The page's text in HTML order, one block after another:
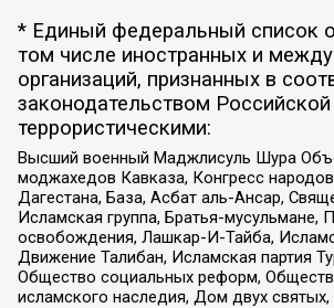
* Единый федеральный список
том числе иностранных и
организаций, признанных в
законодательством
террористическими:
Высший военный Маджлисуль Шура
моджахедов Кавказа, Конгресс
Дагестана, База, Асбат аль-Ансар,
Исламская группа, Братья-мусульмане,
освобождения, Лашкар-И-Тайба,
Движение Талибан, Исламская партия
Общество социальных реформ,
исламского наследия, Дом двух